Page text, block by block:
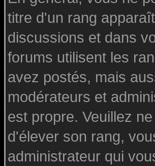
titre d'un rang
discussions et dans
forums utilisent les
avez postés, mais
modérateurs et
est propre. Veuillez
d'élever son rang,
administrateur qui